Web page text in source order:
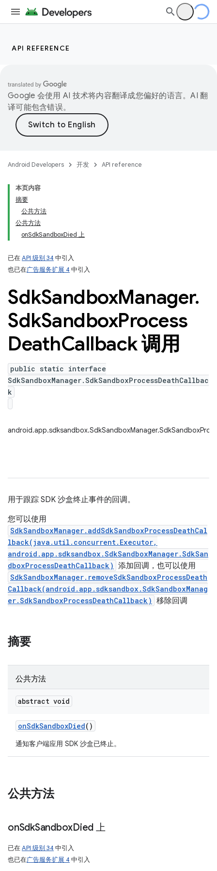
API REFERENCE
Google 会使用 AI 技术将内容翻译成您偏好的语言。AI 翻
译可能包含错误。
Android Developers 开发 API reference
本页内容
摘要
公共方法
公共方法
onSdkSandboxDied 上
已在API 级别 34 中引入
也已在广告服务扩展 4 中引入
SdkSandboxManager.
SdkSandboxProcess
DeathCallback 调用
public static interface
SdkSandboxManager.SdkSandboxProcessDeathCallbac
k
用于跟踪 SDK 沙盒终止事件的回调。
您可以使用
SdkSandboxManager.addSdkSandboxProcessDeathCal
lback(java.util.concurrent.Executor,
android.app.sdksandbox.SdkSandboxManager.SdkSan
dboxProcessDeathCallback) 添加回调，也可以使用
SdkSandboxManager.removeSdkSandboxProcessDeath
Callback(android.app.sdksandbox.SdkSandboxManag
er.SdkSandboxProcessDeathCallback) 移除回调
摘要
公共方法
abstract void
onSdkSandboxDied()
通知客户端应用 SDK 沙盒已终止。
公共方法
onSdkSandboxDied 上
已在API 级别 34 中引入
也已在广告服务扩展 4 中引入